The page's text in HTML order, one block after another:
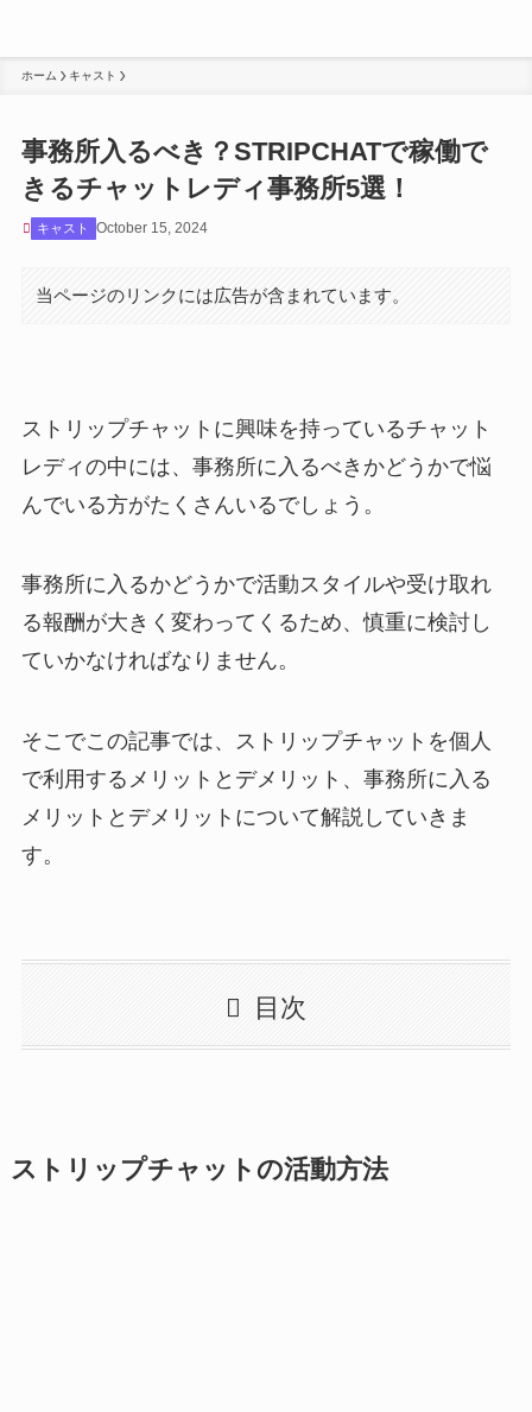
ホーム キャスト
事務所入るべき？STRIPCHATで稼働で
きるチャットレディ事務所5選！
キャスト October 15, 2024
当ページのリンクには広告が含まれています。
ストリップチャットに興味を持っているチャット
レディの中には、事務所に入るべきかどうかで悩
んでいる方がたくさんいるでしょう。
事務所に入るかどうかで活動スタイルや受け取れ
る報酬が大きく変わってくるため、慎重に検討し
ていかなければなりません。
そこでこの記事では、ストリップチャットを個人
で利用するメリットとデメリット、事務所に入る
メリットとデメリットについて解説していきま
す。
目次
ストリップチャットの活動方法